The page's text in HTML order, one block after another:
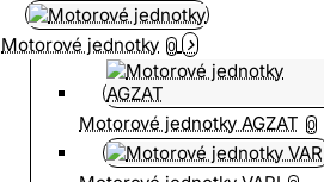
Motorové jednotky 0
Motorové jednotky AGZAT 0